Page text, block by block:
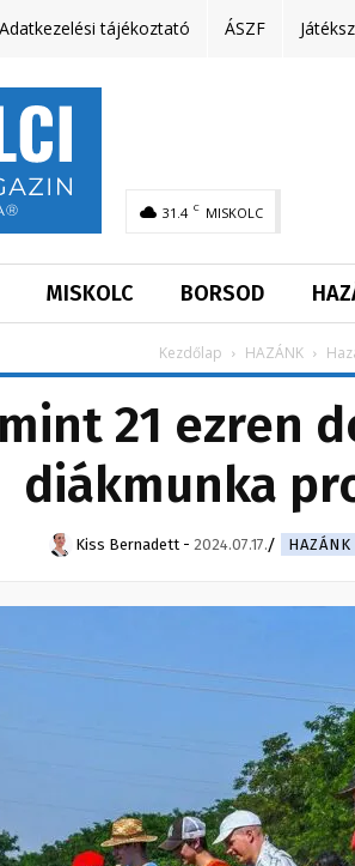
Adatkezelési tájékoztató ÁSZF
31.4 C MISKOLC
MISKOLC BORSOD
Kezdőlap HAZÁNK
21 ezren
diákmunka
Kiss Bernadett - 2024.07.17. HAZÁNK